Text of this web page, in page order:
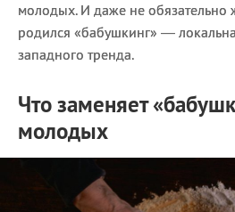
молодых. И даже не обязательно
родился «бабушкинг» —
западного тренда.
Что заменяет
молодых